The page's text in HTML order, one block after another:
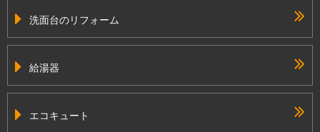
洗面台のリフォーム
給湯器
エコキュート